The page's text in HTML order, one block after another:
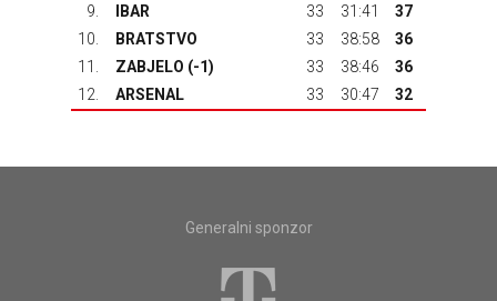
9.
IBAR 33 31:41
37
10.
BRATSTVO 33 38:58
36
11.
ZABJELO (-1) 33 38:46
36
12.
ARSENAL 33 30:47 32
Generalni sponzor